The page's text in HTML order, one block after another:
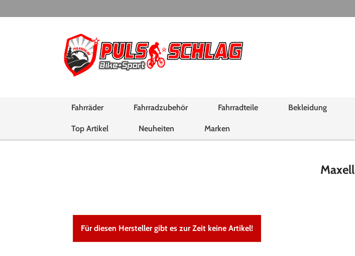
Fahrräder Fahrradzubehör Fahrradteile Bekleidung
Top Artikel Neuheiten Marken
Maxell
Für diesen Hersteller gibt es zur Zeit keine Artikel!